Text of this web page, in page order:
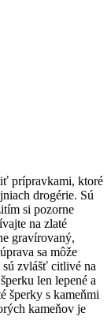
prípravkami, ktoré
drogérie. Sú
si pozorne
na zlaté
gravírovaný,
sa môže
zvlášť citlivé na
len lepené a
šperky s kameňmi
kameňov je